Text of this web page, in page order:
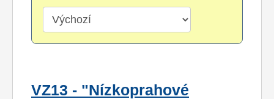
VZ13 - "Nízkoprahové